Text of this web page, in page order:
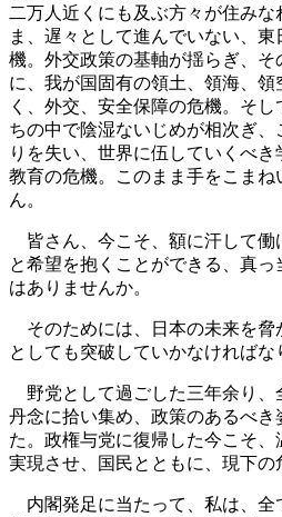
二万人近くにも及ぶ方々が住みな
ま、遅々として進んでいない、
機。外交政策の基軸が揺らぎ、そ
に、我が国固有の領土、領海、
く、外交、安全保障の危機。そ
ちの中で陰湿ないじめが相次ぎ
りを失い、世界に伍していくべき
教育の危機。このまま手をこま
ん。
皆さん、今こそ、額に汗して働
と希望を抱くことができる、真
はありませんか。
そのためには、日本の未来を脅
としても突破していかなければな
野党として過ごした三年余り、
丹念に拾い集め、政策のあるべ
た。政権与党に復帰した今こそ
実現させ、国民とともに、現下の
内閣発足に当たって、私は、全